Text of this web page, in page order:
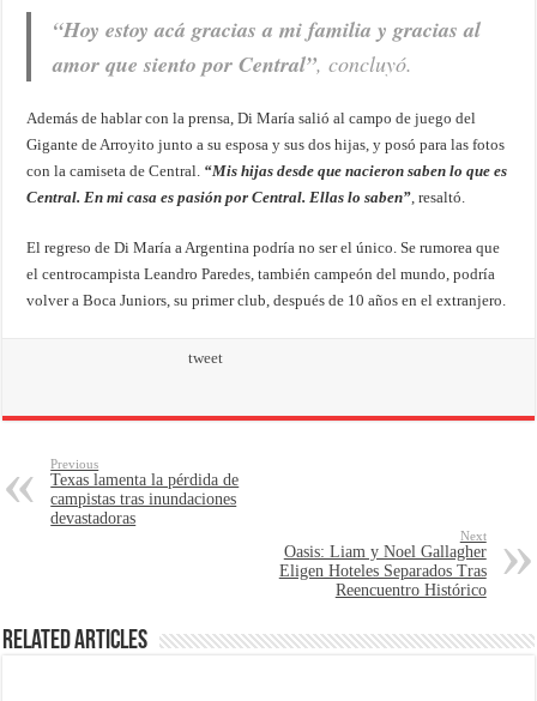
“Hoy estoy acá gracias a mi familia y gracias al
amor que siento por Central”, concluyó.
Además de hablar con la prensa, Di María salió al campo de juego del
Gigante de Arroyito junto a su esposa y sus dos hijas, y posó para las fotos
con la camiseta de Central. “Mis hijas desde que nacieron saben lo que es
Central. En mi casa es pasión por Central. Ellas lo saben”, resaltó.
El regreso de Di María a Argentina podría no ser el único. Se rumorea que
el centrocampista Leandro Paredes, también campeón del mundo, podría
volver a Boca Juniors, su primer club, después de 10 años en el extranjero.
tweet
Previous
Texas lamenta la pérdida de
campistas tras inundaciones
devastadoras
Next
Oasis: Liam y Noel Gallagher
Eligen Hoteles Separados Tras
Reencuentro Histórico
Related Articles